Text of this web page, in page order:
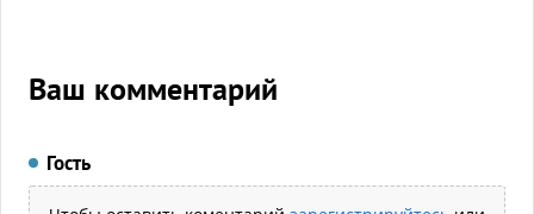
Ваш комментарий
Гость